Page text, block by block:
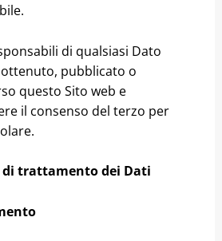
di qualsiasi Dato
pubblicato o
questo Sito web e
il consenso del terzo per
di trattamento dei Dati